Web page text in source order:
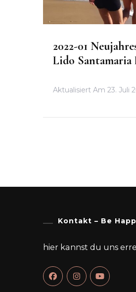
2022-01
Lido Santamaria
Aktualisiert Am 23. Juli
Kontakt – Be
hier kannst du uns